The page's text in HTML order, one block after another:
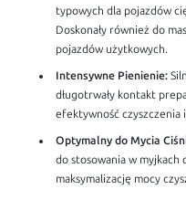
typowych dla pojazdów
Doskonały również do
pojazdów użytkowych.
Intensywne Pienienie:
długotrwały kontakt
efektywność czyszczenia
Optymalny do Mycia
do stosowania w myjkach
maksymalizację mocy